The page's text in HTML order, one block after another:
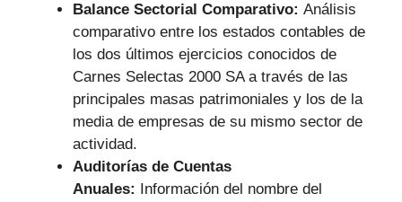
Balance Sectorial Comparativo: Análisis
comparativo entre los estados contables de
los dos últimos ejercicios conocidos de
Carnes Selectas 2000 SA a través de las
principales masas patrimoniales y los de la
media de empresas de su mismo sector de
actividad.
Auditorías de Cuentas
Anuales: Información del nombre del